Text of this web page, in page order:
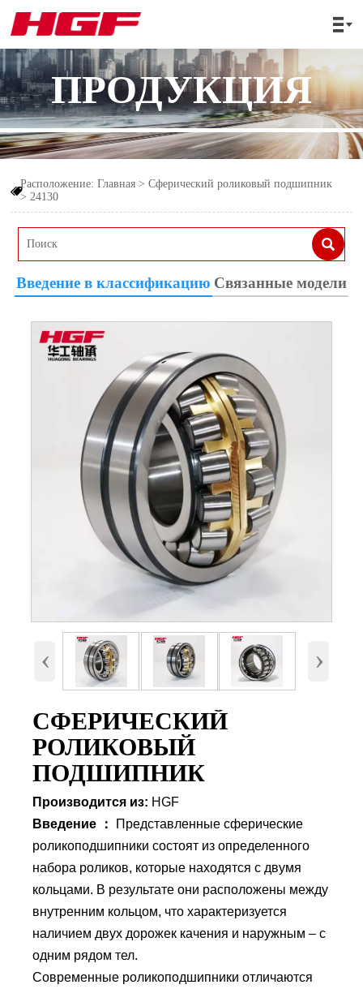

ПРОДУКЦИЯ

Расположение:Главная >Сферический роликовый подшипник
>24130

Введение в классификацию Связанные модели
‹ ›
СФЕРИЧЕСКИЙ
РОЛИКОВЫЙ
ПОДШИПНИК
Производится из: HGF
Введение ：
Представленные сферические
роликоподшипники состоят из определенного
набора роликов, которые находятся с двумя
кольцами. В результате они расположены между
внутренним кольцом, что характеризуется
наличием двух дорожек качения и наружным – с
одним рядом тел.
Современные роликоподшипники отличаются
24130 с сепаратором(MB,CA,CC
и E)
Внутренний
диаметр (d)
150 мм
Наружный
250 мм.
100 мм.
20,3 Кг